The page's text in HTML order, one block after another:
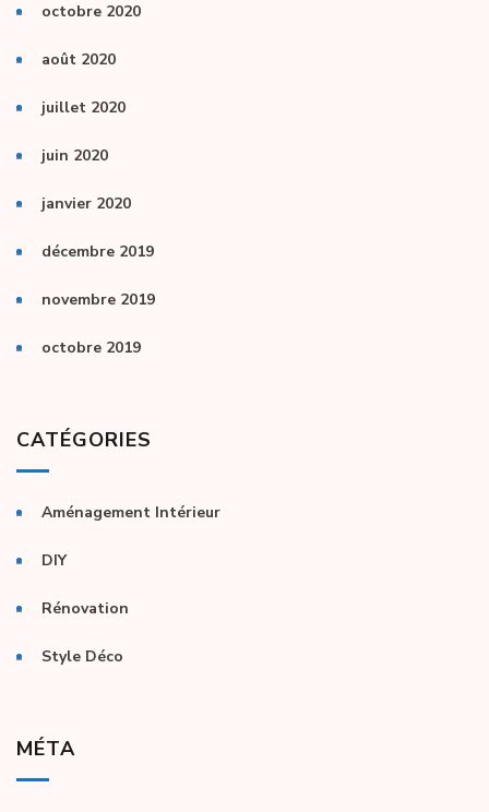
octobre 2020
août 2020
juillet 2020
juin 2020
janvier 2020
décembre 2019
novembre 2019
octobre 2019
CATÉGORIES
Aménagement Intérieur
DIY
Rénovation
Style Déco
MÉTA